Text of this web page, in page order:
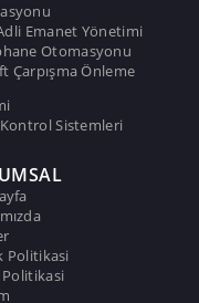
Emanet Yönetimi
Otomasyonu
Çarpışma Önleme
Sistemleri
Politikasi